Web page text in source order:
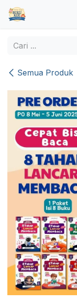
Skip ke Konten
Semua Produk